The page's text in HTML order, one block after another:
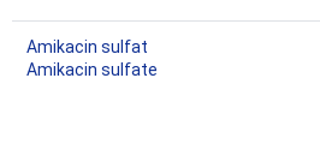
Amikacin sulfat
Amikacin sulfate